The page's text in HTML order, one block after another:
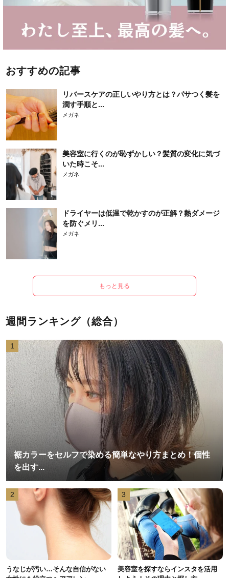
おすすめの記事
リバースケアの正しいやり方とは？パサつく髪を
潤す手順と...
メガネ
美容室に行くのが恥ずかしい？髪質の変化に気づ
いた時こそ...
メガネ
ドライヤーは低温で乾かすのが正解？熱ダメージ
を防ぐメリ...
メガネ
もっと見る
週間ランキング（総合）
1
裾カラーをセルフで染める簡単なやり方まとめ！個性
を出す...
2
うなじが汚い…そんな自信がない
3
美容室を探すならインスタを活用